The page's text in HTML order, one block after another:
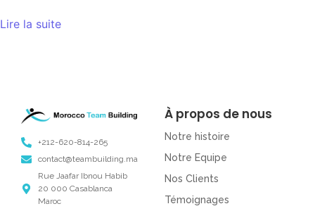
Lire la suite
+212-620-814-265
contact@teambuilding.ma
Rue Jaafar Ibnou Habib
20 000 Casablanca
Maroc
À propos de nous
Notre histoire
Notre Equipe
Nos Clients
Témoignages